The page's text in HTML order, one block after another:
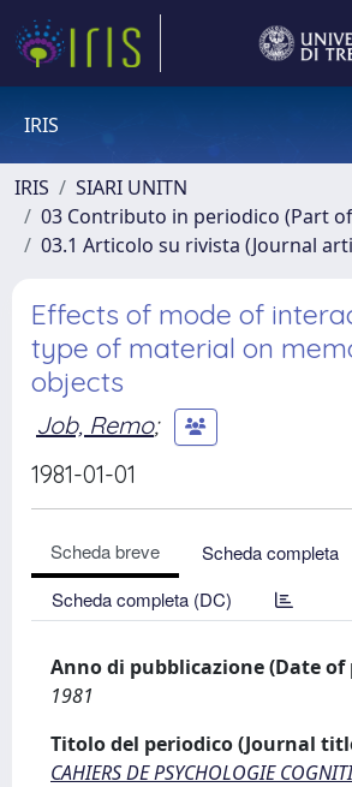
IRIS
IRIS
SIARI UNITN
03 Contributo in periodico (Part
03.1 Articolo su rivista (Journal
Effects of mode of
type of material on
objects
Job, Remo;
1981-01-01
Scheda breve
Scheda completa
Scheda completa (DC)
Anno di pubblicazione (Date
1981
Titolo del periodico (Journal
CAHIERS DE PSYCHOLOGIE